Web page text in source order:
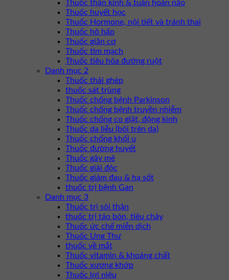
Thuốc thần kinh & tuần hoàn não
Thuốc huyết học
Thuốc Hormone, nội tiết và tránh thai
Thuốc hô hấp
Thuốc giãn cơ
Thuốc tim mạch
Thuốc tiêu hóa đường ruột
Danh mục 2
Thuốc thải ghép
thuốc sát trùng
Thuốc chống bệnh Parkinson
Thuốc chống bệnh truyền nhiễm
Thuốc chống co giật, động kinh
Thuốc da liễu (bôi trên da)
Thuốc chống khối u
Thuốc đường huyết
Thuốc gây mê
Thuốc giải độc
Thuốc giảm đau & hạ sốt
thuốc trị bệnh Gan
Danh mục 3
Thuốc trị sỏi thận
thuốc trị táo bón, tiêu chảy
Thuốc ức chế miễn dịch
Thuốc Ung Thư
thuốc về mắt
Thuốc vitamin & khoáng chất
Thuốc xương khớp
Thuốc lợi niệu